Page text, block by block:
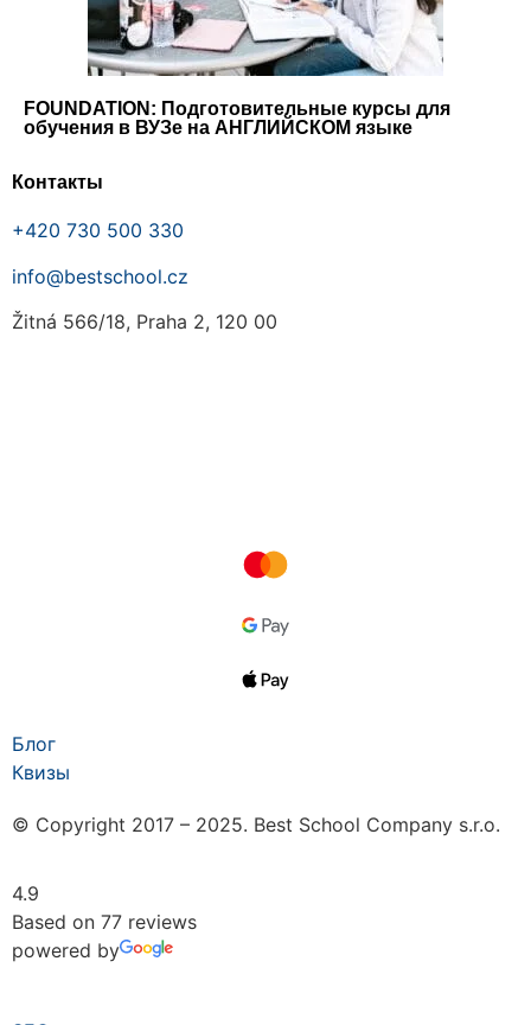
FOUNDATION: Подготовительные курсы для
обучения в ВУЗе на АНГЛИЙСКОМ языке
Контакты
+420 730 500 330
info@bestschool.cz
Žitná 566/18, Praha 2, 120 00
Блог
Квизы
© Copyright 2017 – 2025. Best School Company s.r.o.
4.9
Based on 77 reviews
powered by